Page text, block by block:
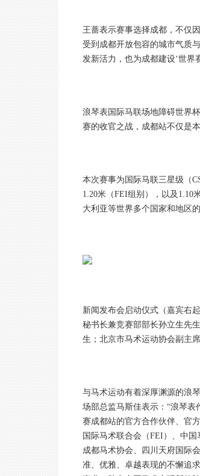
王蔷表示赛事选择成都，不仅
受到成都开放包容的城市气质
发新活力，也为成都建设‘世界
浪琴表国际马联场地障碍世界
赛的收官之战，成都站不仅是
本次赛事为国际马联三星级（
1.20米（FEI组别），以及1.10
大利亚等世界多个国家和地区
新闻发布会启动仪式（嘉宾右
秘书长兼竞赛部部长孙立生先
生；北京市马术运动协会副主
与马术运动有着深厚渊源的浪
场部总监马斯佳表示：“浪琴
赛成都站的官方合作伙伴、官
国际马术联合会（FEI）、中
成都马术协会、四川天府国际
准、优雅、卓越表现的不懈追